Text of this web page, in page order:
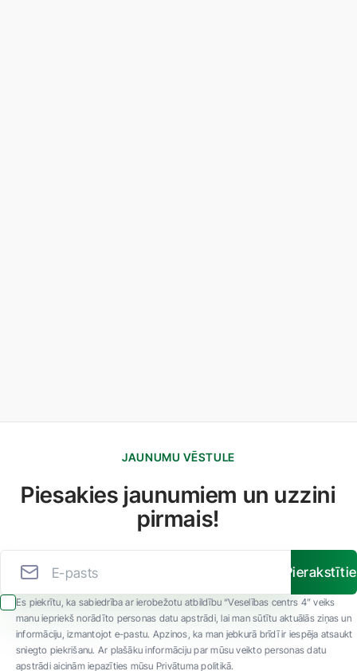
JAUNUMU VĒSTULE
Piesakies jaunumiem un uzzini
pirmais!
Es piekrītu, ka sabiedrība ar ierobežotu atbildību “Veselības centrs 4” veiks
manu iepriekš norādīto personas datu apstrādi, lai man sūtītu aktuālās ziņas un
informāciju, izmantojot e-pastu. Apzinos, ka man jebkurā brīdī ir iespēja atsaukt
sniegto piekrišanu. Ar plašāku informāciju par mūsu veikto personas datu
apstrādi aicinām iepazīties mūsu Privātuma politikā.